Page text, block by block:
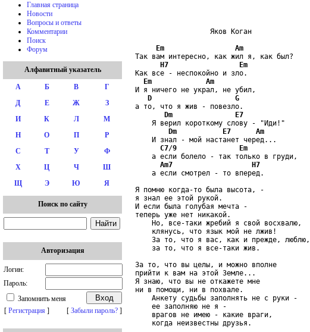
Главная страница
Новости
Вопросы и ответы
Комментарии
Поиск
Форум
Алфавитный указатель
А Б В
Г
Д
Е Ж
З
И
К Л
М
Н
О П
Р
С
Т У
Ф
Х
Ц Ч
Ш
Щ
Э Ю Я
Поиск по сайту
Авторизация
Логин:
Пароль:
Запомнить меня
[ Регистрация ] [ Забыли пароль? ]
                  Яков Коган
Em
Am
Так вам интересно, как жил я, как был?
H7
Em
Как все - неспокойно и зло.
Em
Am
И я ничего не украл, не убил,
D
G
а то, что я жив - повезло.
Dm
E7
    Я верил короткому слову - "Иди!"
Dm
E7
Am
    И знал - мой настанет черед...
C7/9
Em
    а если болело - так только в груди,
Am7
H7
    а если смотрел - то вперед.
Я помню когда-то была высота, -
я знал ее этой рукой.
И если была голубая мечта -
теперь уже нет никакой.
    Но, все-таки жребий я свой восхвалю,
    клянусь, что язык мой не лжив!
    За то, что я вас, как и прежде, люблю,
    за то, что я все-таки жив.
За то, что вы целы, и можно вполне
прийти к вам на этой Земле...
Я знаю, что вы не откажете мне
ни в помощи, ни в похвале.
    Анкету судьбы заполнять не с руки -
    ее заполняю не я -
    врагов не имею - какие враги,
    когда неизвестны друзья.